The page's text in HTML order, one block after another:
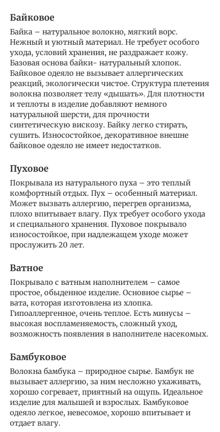
Байковое
Байка – натуральное волокно, мягкий ворс.
Нежный и уютный материал. Не требует особого
ухода, условий хранения, не раздражает кожу.
Базовая основа байки- натуральный хлопок.
Байковое одеяло не вызывает аллергических
реакций, экологически чистое. Структура плетения
волокна позволяет телу «дышать». Для плотности
и теплоты в изделие добавляют немного
натуральной шерсти, для прочности
синтетическую вискозу. Байку легко стирать,
сушить. Износостойкое, декоративное внешне
байковое одеяло не имеет недостатков.
Пуховое
Покрывала из натурального пуха – это теплый
комфортный отдых. Пух – особенный материал.
Может вызвать аллергию, перегрев организма,
плохо впитывает влагу. Пух требует особого ухода
и специального хранения. Пуховое покрывало
износостойкое, при надлежащем уходе может
прослужить 20 лет.
Ватное
Покрывало с ватным наполнителем – самое
простое, обыденное изделие. Основное сырье –
вата, которая изготовлена из хлопка.
Гипоаллергенное, очень теплое. Есть минусы –
высокая воспламеняемость, сложный уход,
возможность появления в наполнителе насекомых.
Бамбуковое
Волокна бамбука – природное сырье. Бамбук не
вызывает аллергию, за ним несложно ухаживать,
хорошо согревает, приятный на ощупь. Идеальное
изделие для малышей и взрослых. Бамбуковое
одеяло легкое, невесомое, хорошо впитывает и
отдает влагу.